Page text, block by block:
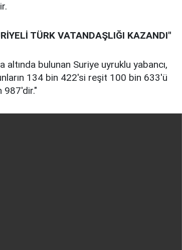
TÜRK VATANDAŞLIĞI KAZANDI"
bulunan Suriye uyruklu yabancı,
134 bin 422'si reşit 100 bin 633'ü
987'dir."